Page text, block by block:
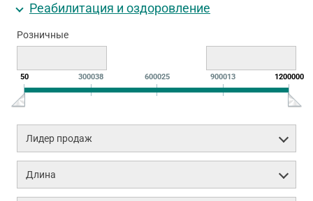
Реабилитация и оздоровление
Розничные
50 300038 600025 900013 1200000
Лидер продаж
Длина